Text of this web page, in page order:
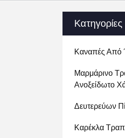
Κατηγορίες
Καναπές
Μαρμάρινο
Ανοξείδωτο
Δευτερεύων
Καρέκλα